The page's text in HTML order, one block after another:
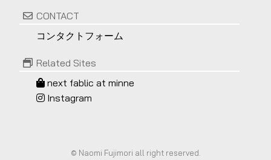
CONTACT
コンタクトフォーム
Related Sites
next fablic at minne
Instagram
© Naomi Fujimori all right reserved.